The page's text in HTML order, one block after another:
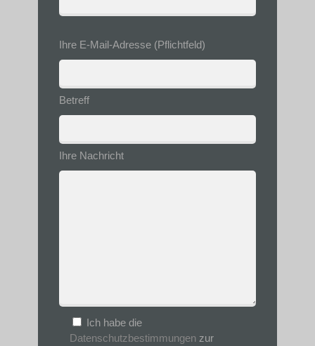
lasse
dieses
leer.
Ihre E-Mail-Adresse (Pflichtfeld)
Betreff
Ihre Nachricht
Ich habe die
Datenschutzbestimmungen zur